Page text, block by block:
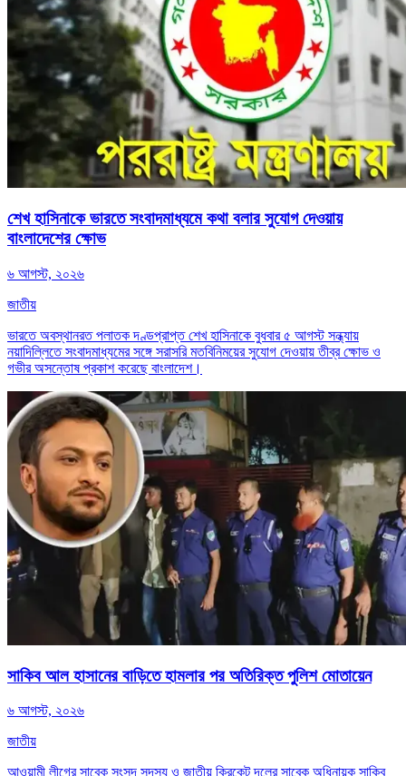
শেখ হাসিনাকে ভারতে সংবাদমাধ্যমে কথা বলার সুযোগ দেওয়ায়
বাংলাদেশের ক্ষোভ
৬ আগস্ট, ২০২৬
জাতীয়
ভারতে অবস্থানরত পলাতক দণ্ডপ্রাপ্ত শেখ হাসিনাকে বুধবার ৫ আগস্ট সন্ধ্যায়
নয়াদিল্লিতে সংবাদমাধ্যমের সঙ্গে সরাসরি মতবিনিময়ের সুযোগ দেওয়ায় তীব্র ক্ষোভ ও
গভীর অসন্তোষ প্রকাশ করেছে বাংলাদেশ।
সাকিব আল হাসানের বাড়িতে হামলার পর অতিরিক্ত পুলিশ মোতায়েন
৬ আগস্ট, ২০২৬
জাতীয়
আওয়ামী লীগের সাবেক সংসদ সদস্য ও জাতীয় ক্রিকেট দলের সাবেক অধিনায়ক সাকিব